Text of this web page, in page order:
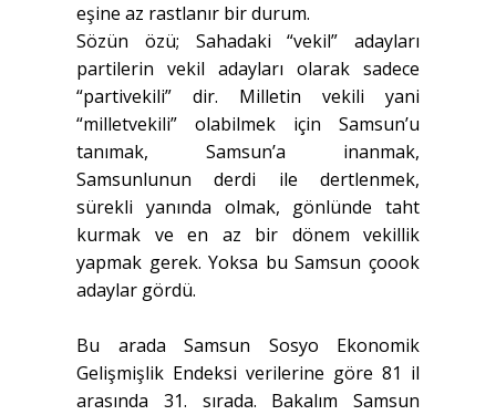
eşine az rastlanır bir durum.
Sözün özü; Sahadaki “vekil” adayları
partilerin vekil adayları olarak sadece
“partivekili” dir. Milletin vekili yani
“milletvekili” olabilmek için Samsun’u
tanımak, Samsun’a inanmak,
Samsunlunun derdi ile dertlenmek,
sürekli yanında olmak, gönlünde taht
kurmak ve en az bir dönem vekillik
yapmak gerek. Yoksa bu Samsun çoook
adaylar gördü.
Bu arada Samsun Sosyo Ekonomik
Gelişmişlik Endeksi verilerine göre 81 il
arasında 31. sırada. Bakalım Samsun